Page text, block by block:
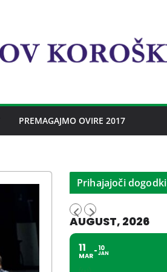
PREMAGAJMO OVIRE 2017
Prihajajoči dogodki
AUGUST, 2026
11
MAR
10
JAN